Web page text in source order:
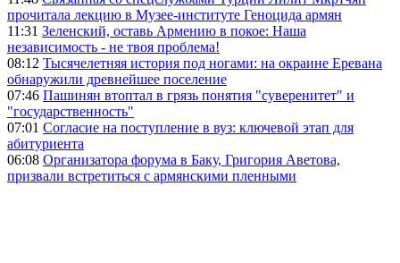
прочитала лекцию в Музее-институте Геноцида армян
11:31 Зеленский, оставь Армению в покое: Наша
независимость - не твоя проблема!
08:12 Тысячелетняя история под ногами: на окраине Еревана
обнаружили древнейшее поселение
07:46 Пашинян втоптал в грязь понятия "суверенитет" и
"государственность"
07:01 Согласие на поступление в вуз: ключевой этап для
абитуриента
06:08 Организатора форума в Баку, Григория Аветова,
призвали встретиться с армянскими пленными